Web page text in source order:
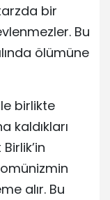
bir
Bu
ölümüne
birlikte
kaldıkları
alır. Bu